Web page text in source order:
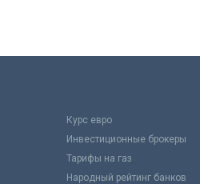
Курс евро
Инвестиционные брокеры
Тарифы на газ
Народный рейтинг банков